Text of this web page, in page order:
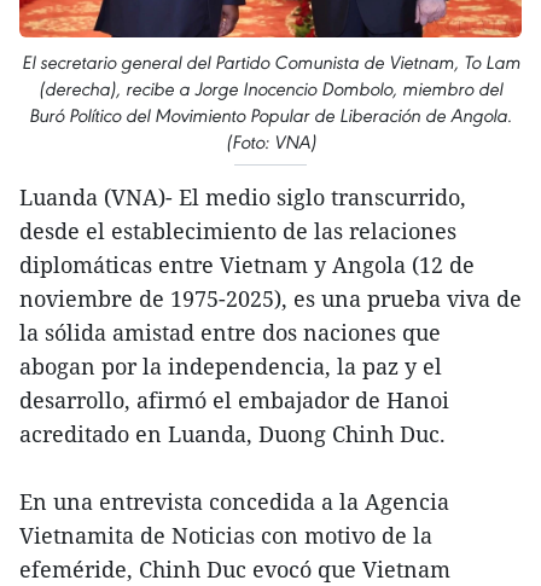
El secretario general del Partido Comunista de Vietnam, To Lam
(derecha), recibe a Jorge Inocencio Dombolo, miembro del
Buró Político del Movimiento Popular de Liberación de Angola.
(Foto: VNA)
Luanda (VNA)- El medio siglo transcurrido,
desde el establecimiento de las relaciones
diplomáticas entre Vietnam y Angola (12 de
noviembre de 1975-2025), es una prueba viva de
la sólida amistad entre dos naciones que
abogan por la independencia, la paz y el
desarrollo, afirmó el embajador de Hanoi
acreditado en Luanda, Duong Chinh Duc.
En una entrevista concedida a la Agencia
Vietnamita de Noticias con motivo de la
efeméride, Chinh Duc evocó que Vietnam